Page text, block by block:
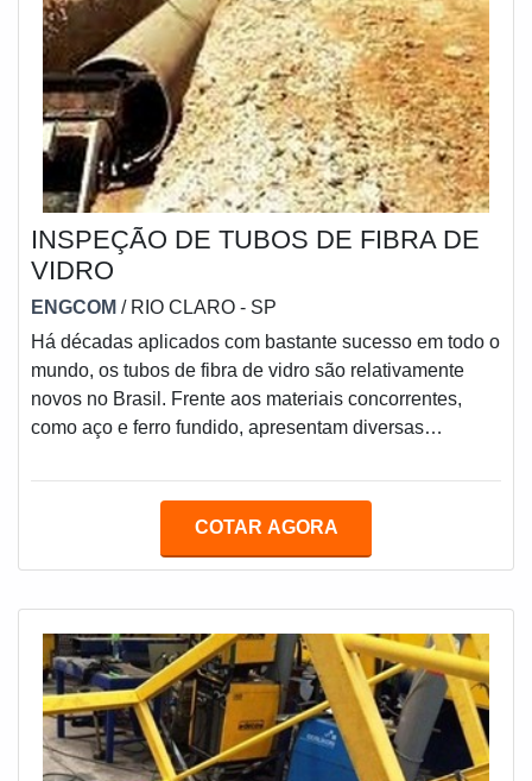
INSPEÇÃO DE TUBOS DE FIBRA DE
VIDRO
ENGCOM / RIO CLARO - SP
Há décadas aplicados com bastante sucesso em todo o
mundo, os tubos de fibra de vidro são relativamente
novos no Brasil. Frente aos materiais concorrentes,
como aço e ferro fundido, apresentam diversas
com instalação; Baixíssimo índice de rugosidade
inspeção de tubos de fibra de vidro é importante no
COTAR AGORA